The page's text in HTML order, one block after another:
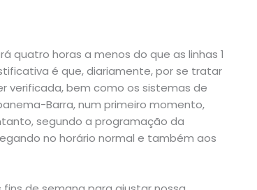
quatro horas a menos do que as linhas 1
é que, diariamente, por se tratar
verificada, bem como os sistemas de
Barra, num primeiro momento,
segundo a programação da
no horário normal e também aos